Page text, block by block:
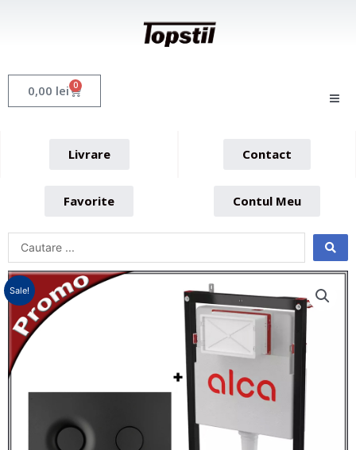
0,00 lei 0 Cart
Livrare Contact
Favorite Contul Meu
Sale!